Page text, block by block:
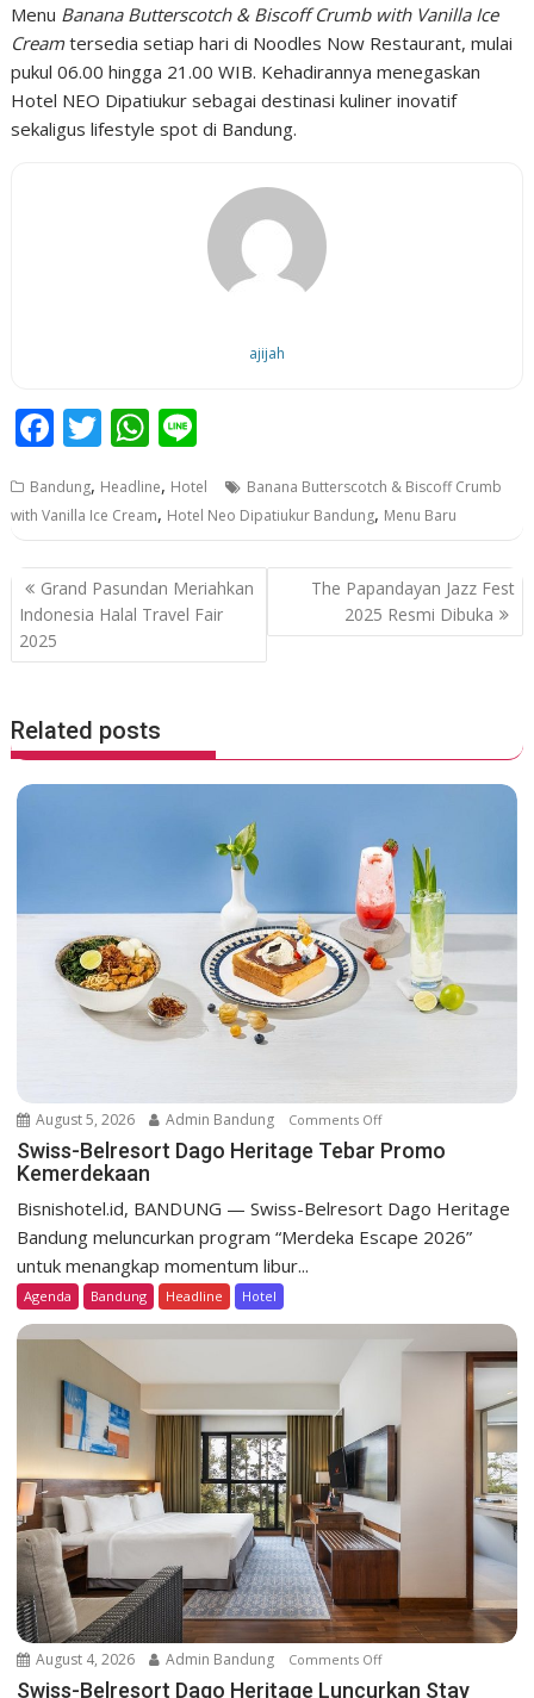
Menu Banana Butterscotch & Biscoff Crumb with Vanilla Ice
Creamtersedia setiap hari di Noodles Now Restaurant, mulai
pukul 06.00 hingga 21.00 WIB. Kehadirannya menegaskan
Hotel NEO Dipatiukur sebagai destinasi kuliner inovatif
sekaligus lifestyle spot di Bandung.
ajijah
F
ac
e
b
o
o
k
T
w
itt
er
W
h
at
s
A
p
p
e
Bandung, Headline, Hotel
Banana Butterscotch & Biscoff Crumb
with Vanilla Ice Cream, Hotel Neo Dipatiukur Bandung, Menu Baru
P
o
s
n
a
i
Grand Pasundan Meriahkan
Indonesia Halal Travel Fair
2025
The Papandayan Jazz Fest
2025 Resmi Dibuka
Related posts
August 5, 2026 Admin Bandung Comments Offo
n
s
B
e
o
t
g
o
Swiss-Belresort Dago Heritage Tebar Promo
Kemerdekaan
Bisnishotel.id, BANDUNG — Swiss-Belresort Dago Heritage
Bandung meluncurkan program “Merdeka Escape 2026”
untuk menangkap momentum libur...
Agenda Bandung Headline Hotel
August 4, 2026 Admin Bandung Comments Offo
n
Swiss-Belresort Dago Heritage Luncurkan Stay